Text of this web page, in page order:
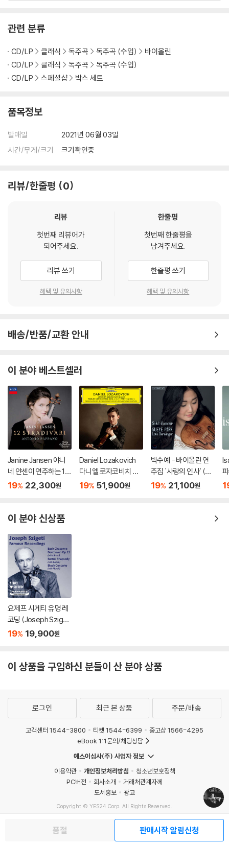
관련 분류
CD/LP 클래식 독주곡 독주곡 (수입)
바이올린
CD/LP
클래식 독주곡
독주곡 (수입)
CD/LP
스페셜샵 박스 세트
품목정보
발매일
2021년 06월 03일
시간/무게/크기
크기확인중
리뷰/한줄평 0
리뷰
첫번째 리뷰어가
되어주세요.
리뷰 쓰기
혜택 및 유의사항
한줄평
첫번째 한줄평을
남겨주세요.
한줄평 쓰기
혜택 및 유의사항
배송/반품/교환 안내
이 분야 베스트셀러
Janine Jansen 야니
네 얀센이 연주하는 12
개의 스트라디바리 (12
19% 22,300원
Daniel Lozakovich
다니엘 로자코비치 데
뷔 앨범 - 바흐: 바이올
19% 51,900원
박수예 - 바이올린 연
주집 `사랑의 인사` (Su
eye Park - Salut d'A
19% 21,100원
이 분야 신상품
요제프 시게티 유명 레
코딩 (Joseph Szigeti
Famous Recording
19% 19,900원
이 상품을 구입하신 분들이 산 분야 상품
품절 판매시작 알림신청
로그인 최근 본 상품 주문/배송
고객센터 1544-3800 티켓 1544-6399
중고샵 1566-4295
eBook 1:1문의/채팅상담
예스이십사(주) 사업자 정보
이용약관
개인정보처리방침
청소년보호정책
PC버전
회사소개
거래처관계자께
도서홍보
광고
Copyright © YES24 Corp. All Rights Reserved.